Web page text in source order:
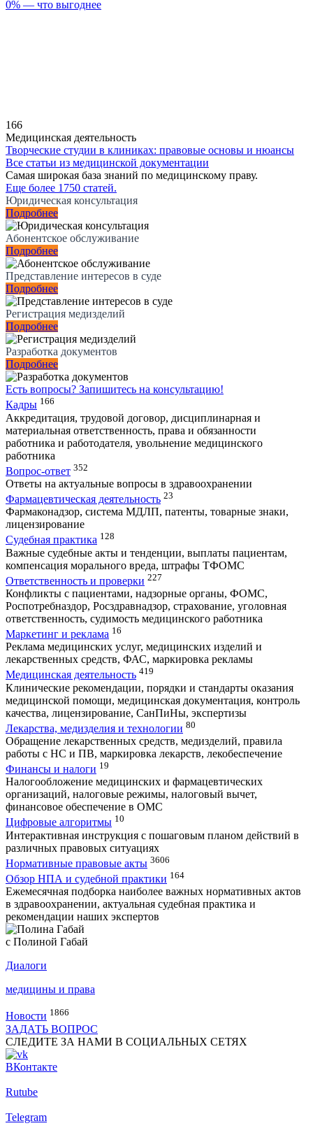
0% — что выгоднее
166
Медицинская деятельность
Творческие студии в клиниках: правовые основы и нюансы
Все статьи из медицинской документации
Самая широкая база знаний по медицинскому праву.
Еще более 1750 статей.
Юридическая консультация
Подробнее
Абонентское обслуживание
Подробнее
Представление интересов в суде
Подробнее
Регистрация медизделий
Подробнее
Разработка документов
Подробнее
Есть вопросы? Запишитесь на консультацию!
Кадры 166
Аккредитация, трудовой договор, дисциплинарная и
материальная ответственность, права и обязанности
работника и работодателя, увольнение медицинского
работника
Вопрос-ответ 352
Ответы на актуальные вопросы в здравоохранении
Фармацевтическая деятельность 23
Фармаконадзор, система МДЛП, патенты, товарные знаки,
лицензирование
Судебная практика 128
Важные судебные акты и тенденции, выплаты пациентам,
компенсация морального вреда, штрафы ТФОМС
Ответственность и проверки 227
Конфликты с пациентами, надзорные органы, ФОМС,
Роспотребназдор, Росздравнадзор, страхование, уголовная
ответственность, судимость медицинского работника
Маркетинг и реклама 16
Реклама медицинских услуг, медицинских изделий и
лекарственных средств, ФАС, маркировка рекламы
Медицинская деятельность 419
Клинические рекомендации, порядки и стандарты оказания
медицинской помощи, медицинская документация, контроль
качества, лицензирование, СанПиНы, экспертизы
Лекарства, медизделия и технологии 80
Обращение лекарственных средств, медизделий, правила
работы с НС и ПВ, маркировка лекарств, лекобеспечение
Финансы и налоги 19
Налогообложение медицинских и фармацевтических
организаций, налоговые режимы, налоговый вычет,
финансовое обеспечение в ОМС
Цифровые алгоритмы 10
Интерактивная инструкция с пошаговым планом действий в
различных правовых ситуациях
Нормативные правовые акты 3606
Обзор НПА и судебной практики 164
Ежемесячная подборка наиболее важных нормативных актов
в здравоохранении, актуальная судебная практика и
рекомендации наших экспертов
с Полиной Габай
Диалоги
медицины и права
Новости 1866
ЗАДАТЬ ВОПРОС
СЛЕДИТЕ ЗА НАМИ В СОЦИАЛЬНЫХ СЕТЯХ
ВКонтакте
Rutube
Telegram